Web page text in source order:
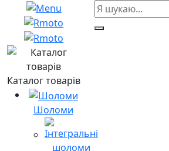
Каталог товарів
Шоломи